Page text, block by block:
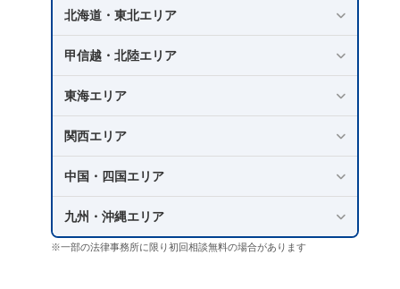
合）
退職代行を弁護士に依頼する場合によくある質
1.退職代行を利用しても大丈夫？
2.退職代行は新卒が利用してもよい？
3.退職代行は公務員でも利用できる？
4.退職代行を利用した場合、会社から直接連
絡が来ることはある？
5.退職代行を利用する場合、会社への返却物
はどうすればよい？
北海道・東北エリア
甲信越・北陸エリア
東海エリア
関西エリア
中国・四国エリア
九州・沖縄エリア
※一部の法律事務所に限り初回相談無料の場合があります